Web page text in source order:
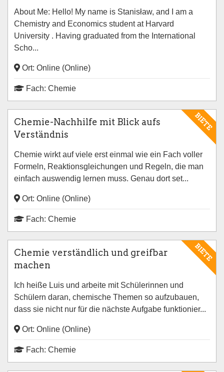
About Me: Hello! My name is Stanisław, and I am a
Chemistry and Economics student at Harvard
University . Having graduated from the International
Scho...
Ort: Online (Online)
Fach: Chemie
BIETE
Chemie-Nachhilfe mit Blick aufs
Verständnis
Chemie wirkt auf viele erst einmal wie ein Fach voller
Formeln, Reaktionsgleichungen und Regeln, die man
einfach auswendig lernen muss. Genau dort set...
Ort: Online (Online)
Fach: Chemie
BIETE
Chemie verständlich und greifbar
machen
Ich heiße Luis und arbeite mit Schülerinnen und
Schülern daran, chemische Themen so aufzubauen,
dass sie nicht nur für die nächste Aufgabe funktionier...
Ort: Online (Online)
Fach: Chemie